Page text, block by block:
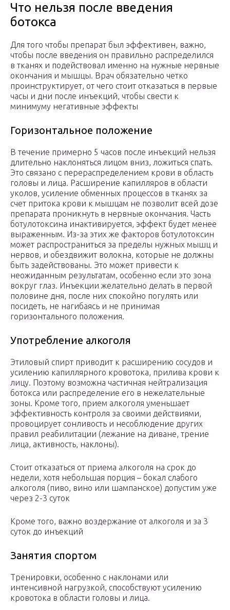
Что нельзя после введения
ботокса
Для того чтобы препарат был эффективен, важно,
чтобы после введения он правильно распределился
в тканях и подействовал именно на нужные нервные
окончания и мышцы. Врач обязательно четко
проинструктирует, от чего стоит отказаться в первые
часы и дни после инъекций, чтобы свести к
минимуму негативные эффекты
Горизонтальное положение
В течение примерно 5 часов после инъекций нельзя
длительно наклоняться лицом вниз, ложиться спать.
Это связано с перераспределением крови в область
головы и лица. Расширение капилляров в области
уколов, усиление обменных процессов в тканях за
счет притока крови к мышцам не позволит всей дозе
препарата проникнуть в нервные окончания. Часть
ботулотоксина инактивируется, эффект будет менее
выраженным. Из-за этих же факторов ботулотоксин
может распространиться за пределы нужных мышц и
нервов, и обездвижит волокна, которые не должны
быть задействованы. Это может привести к
неожиданным результатам, особенно если это зона
вокруг глаз. Инъекции желательно делать в первой
половине дня, после них спокойно погулять или
посидеть, не нагибаясь и не принимая
горизонтального положения.
Употребление алкоголя
Этиловый спирт приводит к расширению сосудов и
усилению капиллярного кровотока, прилива крови к
лицу. Поэтому возможна частичная нейтрализация
ботокса или распределение его в нежелательные
зоны. Кроме того, прием алкоголя уменьшает
эффективность контроля за своими действиями,
провоцирует сонливость и несоблюдение других
правил реабилитации (лежание на диване, трение
лица, активность, наклоны).
Стоит отказаться от приема алкоголя на срок до
недели, хотя небольшая порция – бокал слабого
алкоголя (пиво, вино или шампанское) допустим уже
через 2-3 суток
Кроме того, важно воздержание от алкоголя и за 3
суток до инъекций
Занятия спортом
Тренировки, особенно с наклонами или
интенсивной нагрузкой, способствуют усилению
кровотока в области головы и лица.